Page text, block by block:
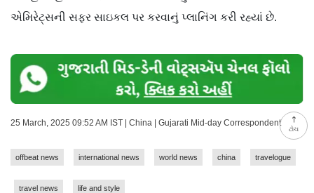
ટોચ
એમિરેટ્સની સફર સાઇકલ પર કરવાનું પ્લાનિંગ કરી રહ્યાં છે.
25 March, 2025 09:52 AM IST | China | Gujarati Mid-day Correspondent
offbeat news international news world news china travelogue
travel news life and style